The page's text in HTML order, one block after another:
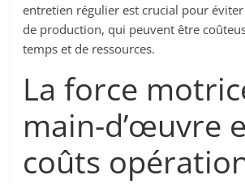
entretien régulier est crucial pour
de production, qui peuvent être
temps et de ressources.
La force
main-d’œuvre
coûts